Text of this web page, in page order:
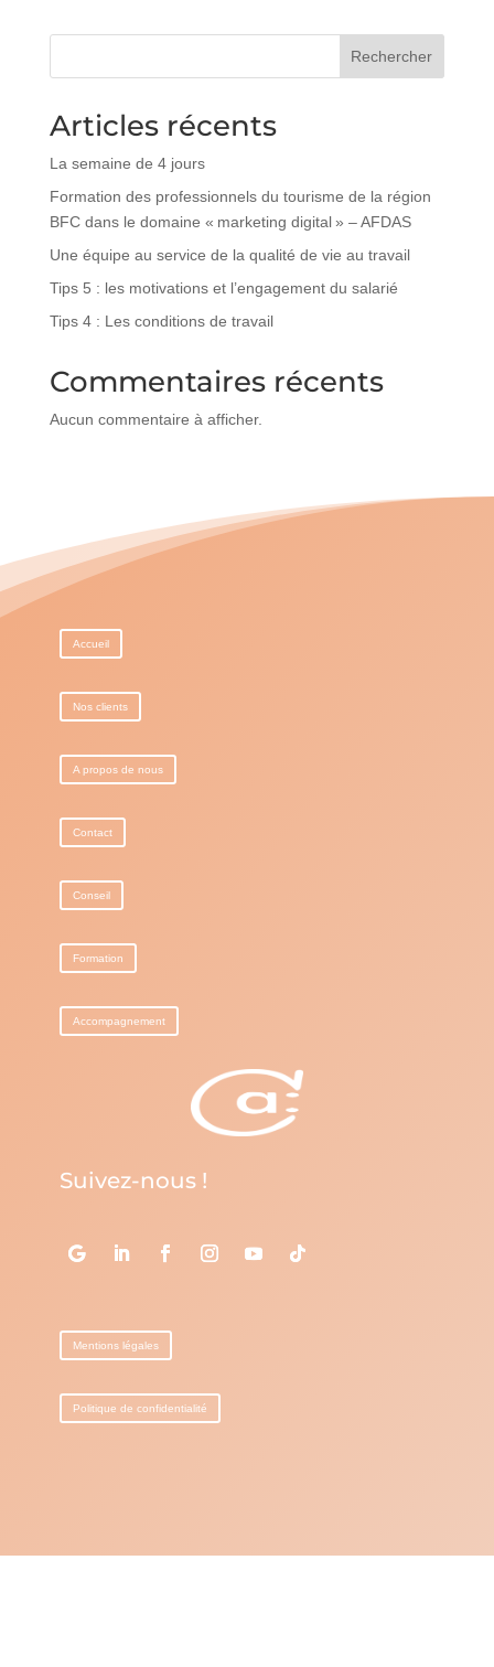
Rechercher
Articles récents
La semaine de 4 jours
Formation des professionnels du tourisme de la région
BFC dans le domaine « marketing digital » – AFDAS
Une équipe au service de la qualité de vie au travail
Tips 5 : les motivations et l’engagement du salarié
Tips 4 : Les conditions de travail
Commentaires récents
Aucun commentaire à afficher.
Accueil
Nos clients
A propos de nous
Contact
Conseil
Formation
Accompagnement
Suivez-nous !
Mentions légales
Politique de confidentialité